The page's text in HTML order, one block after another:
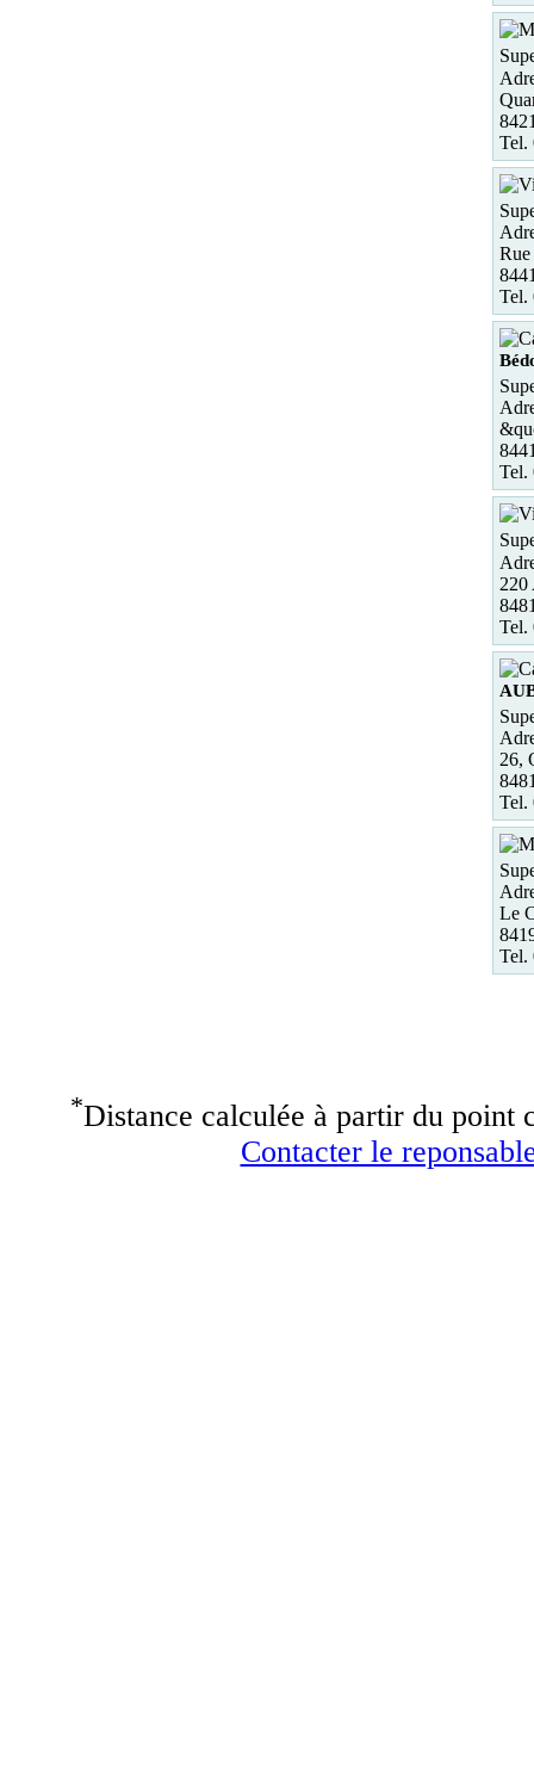
Tel.
Tel.
Tel.
220
Tel.
26,
Tel.
Le
Tel.
*Distance calculée à partir du point
Contacter le